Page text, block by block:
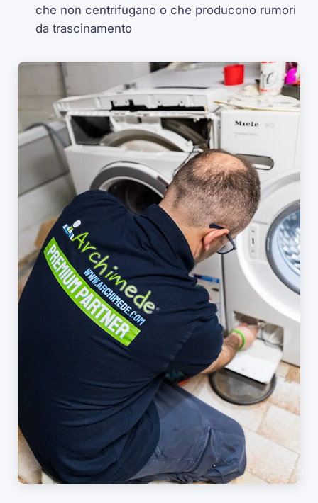
che non centrifugano o che producono rumori
da trascinamento